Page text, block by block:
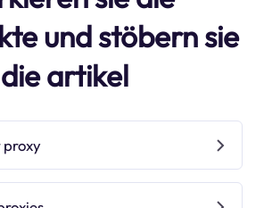
und stöbern sie
die artikel